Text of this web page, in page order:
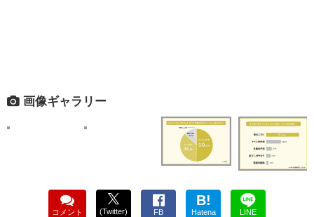
画像ギャラリー
コメント (Twitter) FB
B!
Hatena LINE